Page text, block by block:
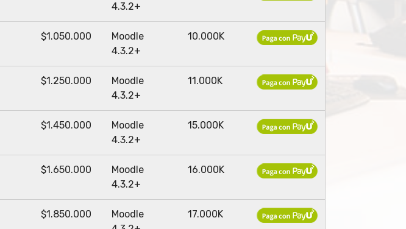
4.3.2+
$1.050.000
Moodle
4.3.2+
10.000K
$1.250.000
Moodle
4.3.2+
11.000K
$1.450.000
Moodle
4.3.2+
15.000K
$1.650.000
Moodle
4.3.2+
16.000K
$1.850.000
Moodle
17.000K